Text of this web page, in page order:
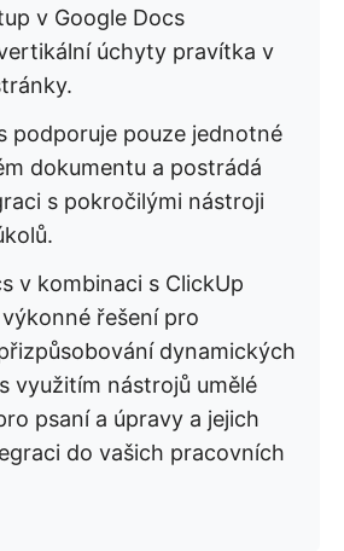
v Google Docs
úchyty pravítka v
podporuje pouze jednotné
dokumentu a postrádá
s pokročilými nástroji
v kombinaci s ClickUp
řešení pro
dynamických
využitím nástrojů umělé
psaní a úpravy a jejich
do vašich pracovních